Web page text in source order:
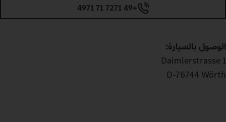
+49 7271 71 4971
الوصول بالسيارة:
Daimlerstrasse 1
D-76744 Wörth